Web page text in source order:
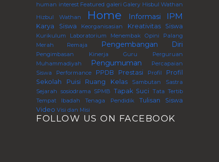
human interest Featured galeri Galery Hisbul Wathan
Hizbul Wathan
Home Informasi IPM
Karya Siswa Keorganisasian Kreativitas Siswa
Kurikulum Laboratorium Menembak Opini
Palang
Merah Remaja
Pengembangan Diri
Pengimbasan Kinerja Guru Perguruan
Muhammadiyah
Pengumuman
Percapaian
Siswa
Performance PPDB Prestasi Profil
Profil
Sekolah
Puisi Ruang Kelas Sambutan
Sastra
Sejarah sosiodrama SPMB Tapak Suci Tata Tertib
Tempat Ibadah
Tenaga Pendidik
Tulisan Siswa
Video Visi dan Misi
FOLLOW US ON FACEBOOK